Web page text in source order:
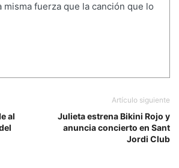
fuerza que la canción que lo
al
Artículo siguiente
Julieta estrena Bikini Rojo y
anuncia concierto en Sant
Jordi Club